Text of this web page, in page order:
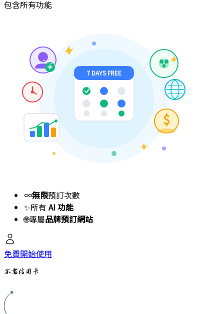
包含所有功能
7 DAYS FREE
$
∞無限預訂次數
✨所有 AI 功能
🌐專屬品牌預訂網站
免費開始使用
不需信用卡